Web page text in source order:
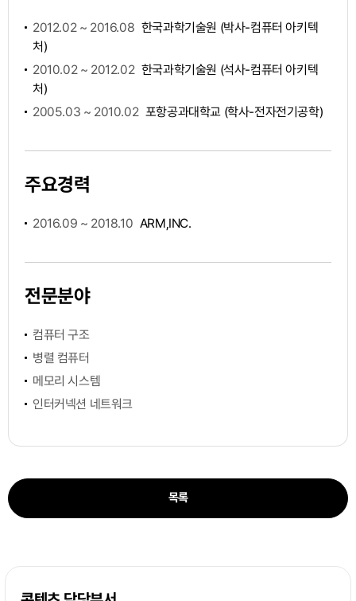
2012.02 ~ 2016.08 한국과학기술원 (박사-컴퓨터 아키텍
처)
2010.02 ~ 2012.02 한국과학기술원 (석사-컴퓨터 아키텍
처)
2005.03 ~ 2010.02 포항공과대학교 (학사-전자전기공학)
주요경력
2016.09 ~ 2018.10 ARM,INC.
전문분야
컴퓨터 구조
병렬 컴퓨터
메모리 시스템
인터커넥션 네트워크
목록